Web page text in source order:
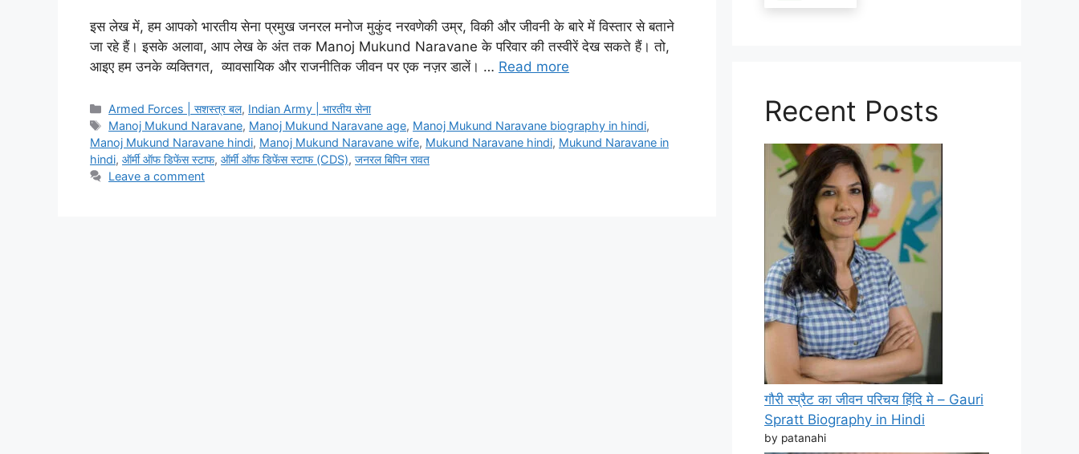
इस लेख में, हम आपको भारतीय सेना प्रमुख जनरल मनोज मुकुंद नरवणेकी उम्र, विकी और जीवनी के बारे में विस्तार से बताने
जा रहे हैं। इसके अलावा, आप लेख के अंत तक Manoj Mukund Naravane के परिवार की तस्वीरें देख सकते हैं। तो,
आइए हम उनके व्यक्तिगत, व्यावसायिक और राजनीतिक जीवन पर एक नज़र डालें। … Read more
Categories
Armed Forces | सशस्त्र बल, Indian Army | भारतीय सेना
Tags
Manoj Mukund Naravane, Manoj Mukund Naravane age, Manoj Mukund Naravane biography in hindi,
Manoj Mukund Naravane hindi, Manoj Mukund Naravane wife, Mukund Naravane hindi, Mukund Naravane in
hindi, ऑर्मी ऑफ डिफेंस स्टाफ, ऑर्मी ऑफ डिफेंस स्टाफ (CDS), जनरल बिपिन रावत
Leave a comment
Recent Posts
गौरी स्प्रैट का जीवन परिचय हिंदि मे – Gauri
Spratt Biography in Hindi
by patanahi